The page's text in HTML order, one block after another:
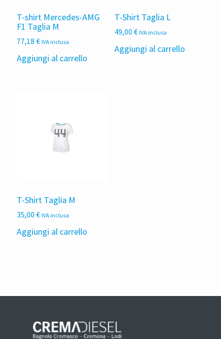
T-shirt Mercedes-AMG
F1 Taglia M
77,18€ IVA inclusa
Aggiungi al carrello
T-Shirt Taglia L
49,00 € IVA inclusa
Aggiungi al carrello
T-Shirt Taglia M
35,00€ IVA inclusa
Aggiungi al carrello